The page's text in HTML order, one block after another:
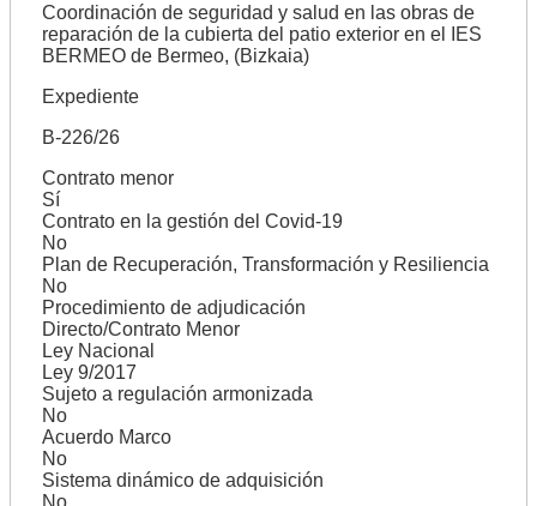
Coordinación de seguridad y salud en las obras de
reparación de la cubierta del patio exterior en el IES
BERMEO de Bermeo, (Bizkaia)
Expediente
B-226/26
Contrato menor
Sí
Contrato en la gestión del Covid-19
No
Plan de Recuperación, Transformación y Resiliencia
No
Procedimiento de adjudicación
Directo/Contrato Menor
Ley Nacional
Ley 9/2017
Sujeto a regulación armonizada
No
Acuerdo Marco
No
Sistema dinámico de adquisición
No